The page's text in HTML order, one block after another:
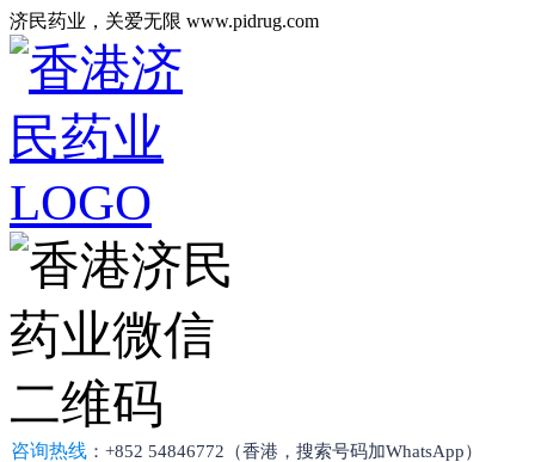
济民药业，关爱无限 www.pidrug.com
咨询热线 ：+852 54846772（香港，搜索号码加WhatsApp）